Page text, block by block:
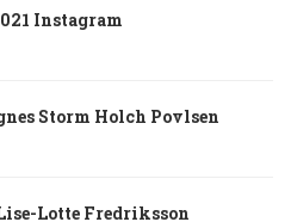
Instagram
Storm Holch Povlsen
Lotte Fredriksson